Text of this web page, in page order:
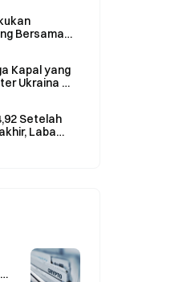
Bersama
pada 31
Kapal yang
Ukraina di
Setelah
Laba